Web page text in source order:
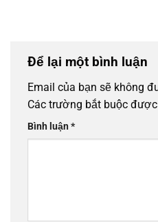
Để lại một bình luận
Email của bạn sẽ không
Các trường bắt buộc
Bình luận*